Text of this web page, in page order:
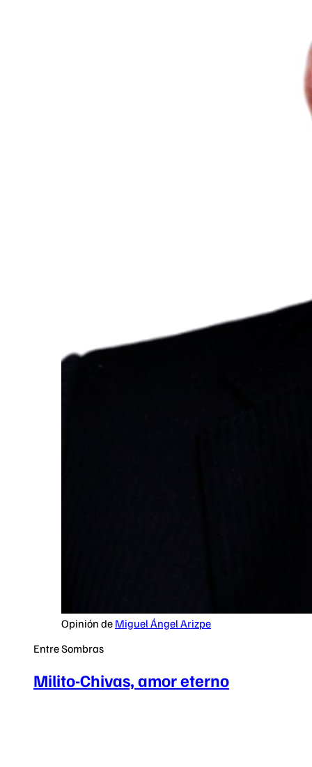
Opinión de Miguel Ángel Arizpe
Entre Sombras
Milito-Chivas, amor eterno